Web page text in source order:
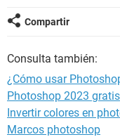
Compartir
Consulta también:
¿Cómo usar
Photoshop 2023 gratis
Invertir colores en
Marcos photoshop